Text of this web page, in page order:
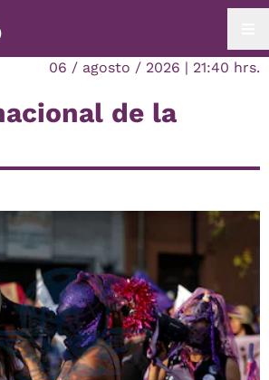
06 / agosto / 2026 | 21:40 hrs.
de la